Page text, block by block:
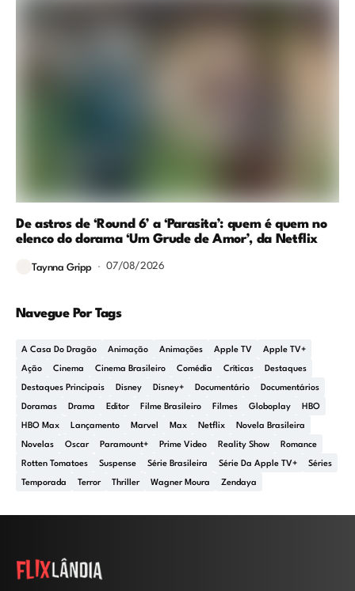
De astros de ‘Round 6’ a ‘Parasita’: quem é quem no
elenco do dorama ‘Um Grude de Amor’, da Netflix
Taynna Gripp 07/08/2026
Navegue Por Tags
A Casa Do Dragão Animação Animações Apple TV Apple TV+
Ação Cinema Cinema Brasileiro Comédia Críticas Destaques
Destaques Principais Disney Disney+ Documentário Documentários
Doramas Drama Editor Filme Brasileiro Filmes Globoplay HBO
HBO Max Lançamento Marvel Max Netflix Novela Brasileira
Novelas Oscar Paramount+ Prime Video Reality Show Romance
Rotten Tomatoes Suspense Série Brasileira Série Da Apple TV+ Séries
Temporada Terror Thriller Wagner Moura Zendaya